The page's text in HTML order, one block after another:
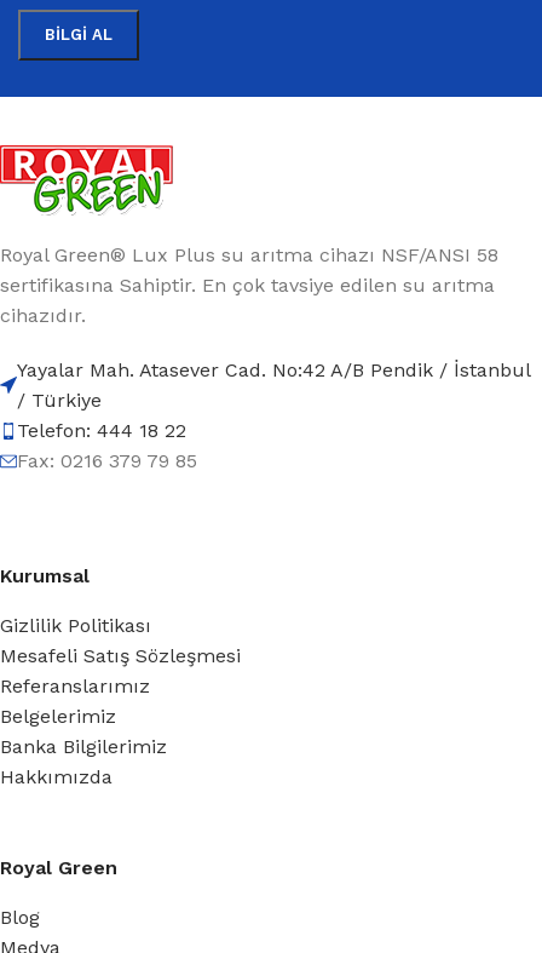
Royal Green® Lux Plus su arıtma cihazı NSF/ANSI 58
sertifikasına Sahiptir. En çok tavsiye edilen su arıtma
cihazıdır.
Yayalar Mah. Atasever Cad. No:42 A/B Pendik / İstanbul
/ Türkiye
Telefon: 444 18 22
Fax: 0216 379 79 85
Kurumsal
Gizlilik Politikası
Mesafeli Satış Sözleşmesi
Referanslarımız
Belgelerimiz
Banka Bilgilerimiz
Hakkımızda
Royal Green
Blog
Medya